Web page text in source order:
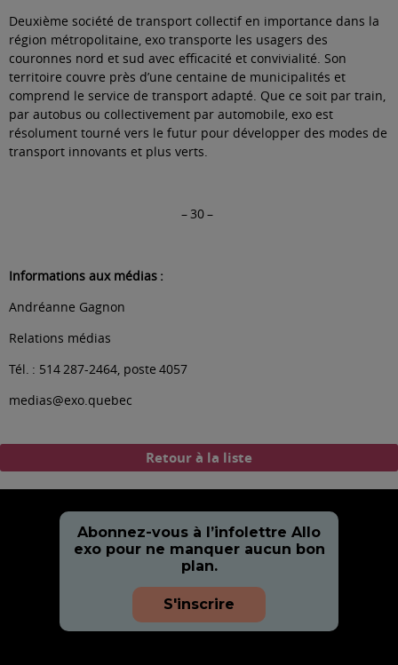
Deuxième société de transport collectif en importance dans la
région métropolitaine, exo transporte les usagers des
couronnes nord et sud avec efficacité et convivialité. Son
territoire couvre près d’une centaine de municipalités et
comprend le service de transport adapté. Que ce soit par train,
par autobus ou collectivement par automobile, exo est
résolument tourné vers le futur pour développer des modes de
transport innovants et plus verts.
– 30 –
Informations aux médias :
Andréanne Gagnon
Relations médias
Tél. : 514 287-2464, poste 4057
medias@exo.quebec
Retour à la liste
Abonnez-vous à l’infolettre Allo
exo pour ne manquer aucun bon
plan.
S'inscrire